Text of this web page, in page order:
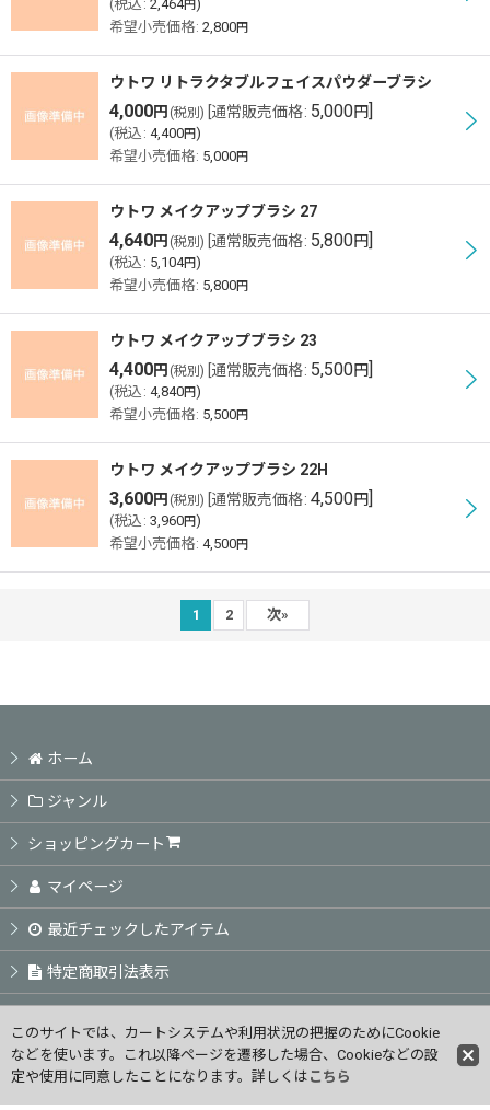
(税込 : 2,464円)
希望小売価格: 2,800円
ウトワ リトラクタブルフェイスパウダーブラシ
4,000円 (税別) 通常販売価格: 5,000円]
(税込 : 4,400円)
希望小売価格: 5,000円
ウトワ メイクアップブラシ 27
4,640円 (税別) 通常販売価格: 5,800円]
(税込 : 5,104円)
希望小売価格: 5,800円
ウトワ メイクアップブラシ 23
4,400円 (税別) 通常販売価格: 5,500円]
(税込 : 4,840円)
希望小売価格: 5,500円
ウトワ メイクアップブラシ 22H
3,600円 (税別) 通常販売価格: 4,500円]
(税込 : 3,960円)
希望小売価格: 4,500円
1 2 次»
ホーム
ジャンル
ショッピングカート
マイページ
最近チェックしたアイテム
特定商取引法表示
お問い合せ
このサイトでは、カートシステムや利用状況の把握のためにCookie
などを使います。これ以降ページを遷移した場合、Cookieなどの設
定や使用に同意したことになります。詳しくは こちら